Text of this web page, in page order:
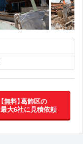
【無料】葛飾区の
最大6社に見積依頼